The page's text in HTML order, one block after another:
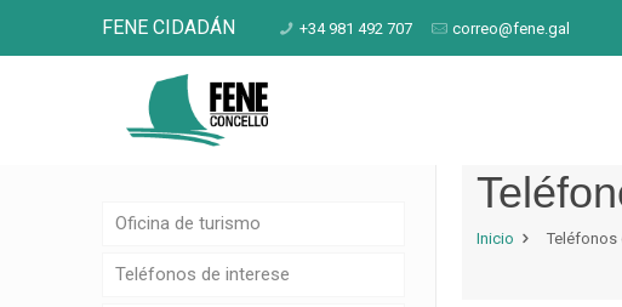
FENE CIDADÁN +34 981 492 707 correo@fene.gal
Inicio Teléfonos
Oficina de turismo
Teléfonos de interese